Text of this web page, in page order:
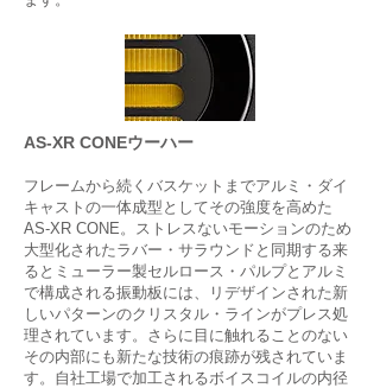
AS-XR CONEウーハー
フレームから続くバスケットまでアルミ・ダイ
キャストの一体成型としてその強度を高めた
AS-XR CONE。ストレスないモーションのため
大型化されたラバー・サラウンドと同期する来
るとミューラー製セルロース・パルプとアルミ
で構成される振動板には、リデザインされた新
しいパターンのクリスタル・ラインがプレス処
理されています。さらに目に触れることのない
その内部にも新たな技術の痕跡が残されていま
す。自社工場で加工されるボイスコイルの内径